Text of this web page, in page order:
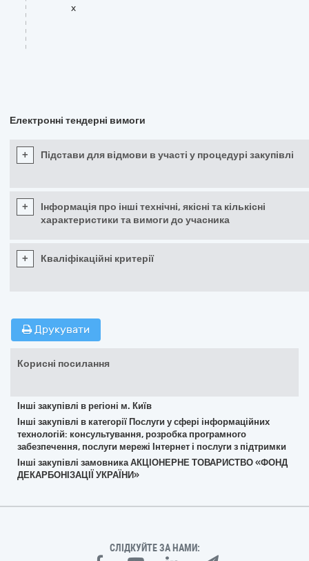
x
Електронні тендерні вимоги
+ Підстави для відмови в участі у процедурі закупівлі
+
Інформація про інші технічні, якісні та кількісні
характеристики та вимоги до учасника
+ Кваліфікаційні критерії
Друкувати
Корисні посилання
Інші закупівлі в регіоні м. Київ
Інші закупівлі в категорії Послуги у сфері інформаційних
технологій: консультування, розробка програмного
забезпечення, послуги мережі Інтернет і послуги з підтримки
Інші закупівлі замовника АКЦІОНЕРНЕ ТОВАРИСТВО «ФОНД
ДЕКАРБОНІЗАЦІЇ УКРАЇНИ»
СЛІДКУЙТЕ ЗА НАМИ: